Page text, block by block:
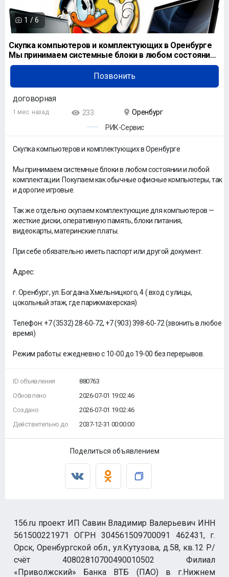
1 / 6
Скупка компьютеров и комплектующих в Оренбурге
Мы принимаем системные блоки в любом состоянии
и л
Позвонить
договорная
1 мес. назад 233
Оренбург
РИК-Сервис
Скупка компьютеров и комплектующих в Оренбурге
Мы принимаем системные блоки в любом состоянии и любой
комплектации. Покупаем как обычные офисные компьютеры, так
и дорогие игровые.
Так же отдельно скупаем комплектующие для компьютеров —
жесткие диски, оперативную память, блоки питания,
видеокарты, материнские платы.
При себе обязательно иметь паспорт или другой документ.
Адрес:
г. Оренбург, ул. Богдана Хмельницкого, 4 ( вход с улицы,
цокольный этаж, где парикмахерская)
Телефон: +7 (3532) 28-60-72, +7 (903) 398-60-72 (звонить в любое
время)
Режим работы: ежедневно с 10-00 до 19-00 без перерывов.
ID объявления
Обновлено
Создано
Действительно до
880763
2026-07-01 19:02:46
2026-07-01 19:02:46
2037-12-31 00:00:00
Поделиться объявлением
156.ru проект ИП Савин Владимир Валерьевич ИНН
561500221971 ОГРН 304561509700091 462431, г.
Орск, Оренбургской обл., ул.Кутузова, д.58, кв.12 Р/
счёт 40802810700490010502 Филиал
«Приволжский» Банка ВТБ (ПАО) в г.Нижнем